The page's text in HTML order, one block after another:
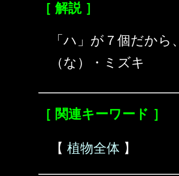
［ 解説 ］
「ハ」が７個だから
（な）・ミズキ
［ 関連キーワード ］
【 植物全体 】